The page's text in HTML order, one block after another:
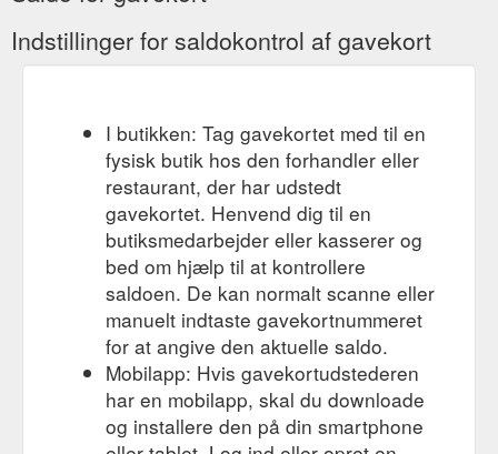
Indstillinger for saldokontrol af gavekort
I butikken: Tag gavekortet med til en
fysisk butik hos den forhandler eller
restaurant, der har udstedt
gavekortet. Henvend dig til en
butiksmedarbejder eller kasserer og
bed om hjælp til at kontrollere
saldoen. De kan normalt scanne eller
manuelt indtaste gavekortnummeret
for at angive den aktuelle saldo.
Mobilapp: Hvis gavekortudstederen
har en mobilapp, skal du downloade
og installere den på din smartphone